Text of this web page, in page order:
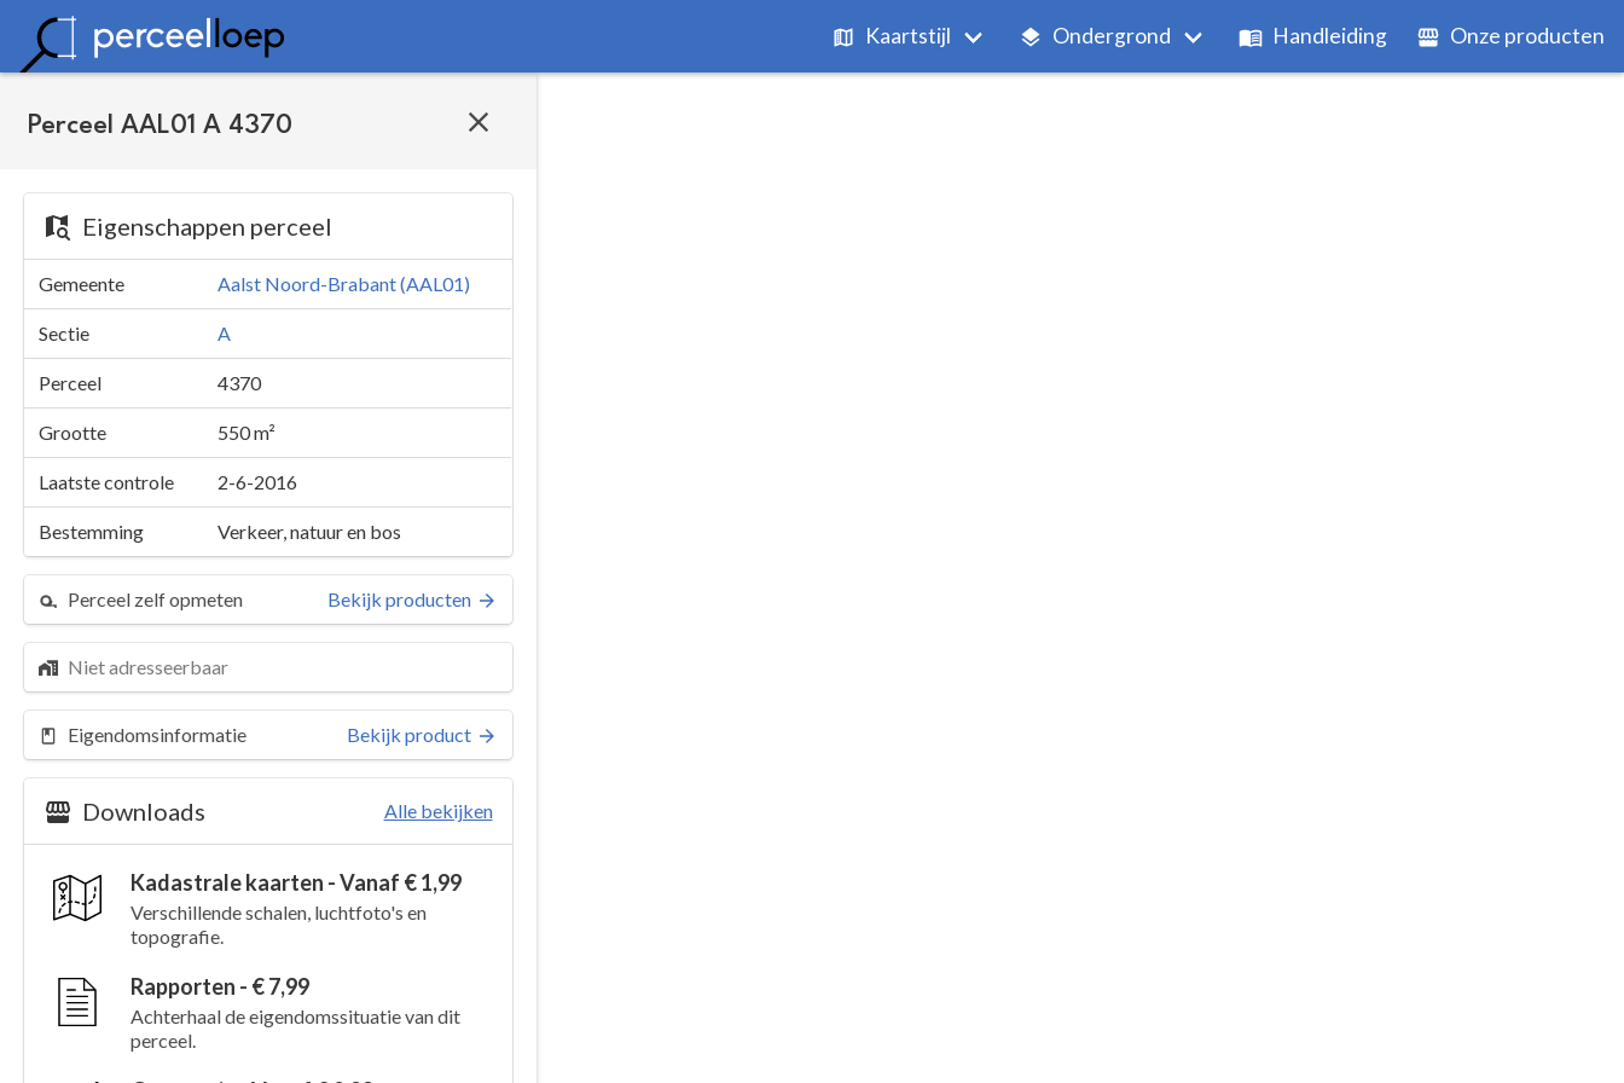
Kaartstijl Ondergrond Handleiding Onze producten
Perceel AAL01 A 4370
Eigenschappen perceel
Gemeente Aalst Noord-Brabant (AAL01)
Sectie A
Perceel 4370
Grootte 550 m²
Laatste controle 2-6-2016
Bestemming Verkeer, natuur en bos
Perceel zelf opmeten Bekijk producten
Niet adresseerbaar
Eigendomsinformatie Bekijk product
Downloads Alle bekijken
Kadastrale kaarten - Vanaf € 1,99
Verschillende schalen, luchtfoto's en
topografie.
Rapporten - € 7,99
Achterhaal de eigendomssituatie van dit
perceel.